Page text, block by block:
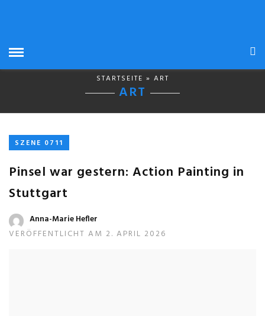
STARTSEITE » ART
ART
SZENE 0711
Pinsel war gestern: Action Painting in
Stuttgart
Anna-Marie Hefler
VERÖFFENTLICHT AM 2. APRIL 2026